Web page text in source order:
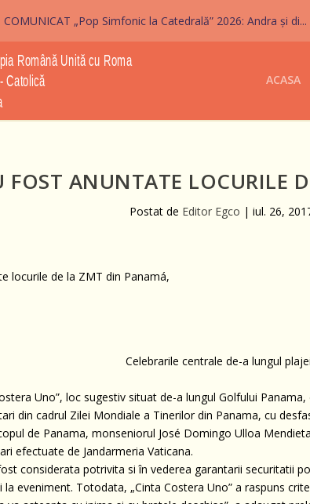
COMUNICAT „Pop Simfonic la Catedrală” 2026: Andra și di...
ACASA
FOST ANUNTATE LOCURILE
Postat de Editor Egco |iul. 26,
Celebrarile centrale de-a lungul
Uno”, loc sugestiv situat de-a lungul Golfului
din cadrul Zilei Mondiale a Tinerilor din Panama, cu
de Panama, monseniorul José Domingo Ulloa
efectuate de Jandarmeria Vaticana.
considerata potrivita si în vederea garantarii securitatii
la eveniment. Totodata, „Cinta Costera Uno” a raspuns